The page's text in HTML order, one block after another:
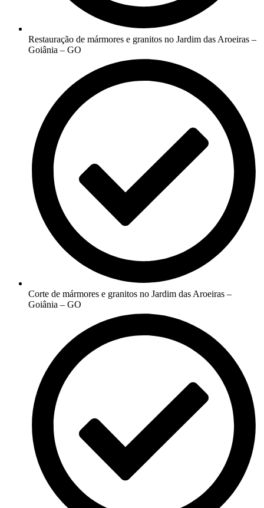
Restauração de mármores e granitos no Jardim das Aroeiras –
Goiânia – GO
Corte de mármores e granitos no Jardim das Aroeiras –
Goiânia – GO